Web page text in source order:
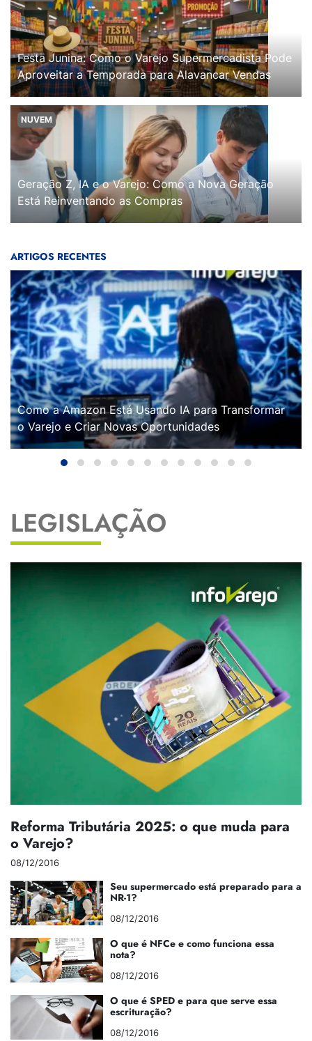
Festa Junina: Como o Varejo Supermercadista Pode
Aproveitar a Temporada para Alavancar Vendas
NUVEM
Geração Z, IA e o Varejo: Como a Nova Geração
Está Reinventando as Compras
ARTIGOS RECENTES
Como a Amazon Está Usando IA para Transformar
o Varejo e Criar Novas Oportunidades
LEGISLAÇÃO
Reforma Tributária 2025: o que muda para
o Varejo?
08/12/2016
Seu supermercado está preparado para a
NR-1?
08/12/2016
O que é NFCe e como funciona essa
nota?
08/12/2016
O que é SPED e para que serve essa
escrituração?
08/12/2016